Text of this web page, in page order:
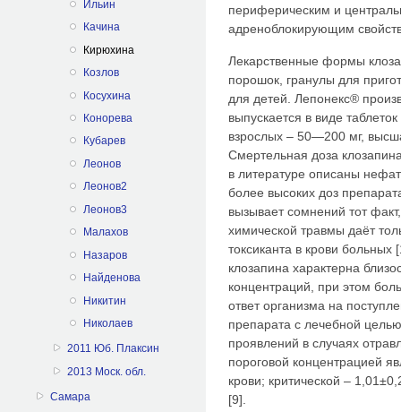
Ильин
Качина
Кирюхина
Козлов
Косухина
Конорева
Кубарев
Леонов
Леонов2
Леонов3
Малахов
Назаров
Найденова
Никитин
Николаев
2011 Юб. Плаксин
2013 Моск. обл.
Самара
периферическим и
адреноблокирующим
Лекарственные формы
порошок, гранулы для
для детей. Лепонекс®
выпускается в виде
взрослых – 50—200 мг,
Смертельная доза
в литературе описаны
более высоких доз
вызывает сомнений тот
химической травмы даёт
токсиканта в крови больных
клозапина характерна
концентраций, при этом
ответ организма на
препарата с лечебной
проявлений в случаях
пороговой концентрацией
крови; критической –
[9].